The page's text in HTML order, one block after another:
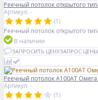
Реечный потолок открытого
Артикул: -
(1)
Реечный потолок открытого
В наличии
ЗАПРОСИТЬ ЦЕНУЗАПРОС ЦЕНЫ
Реечный потолок A100AT
Артикул: -
(1)